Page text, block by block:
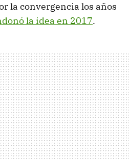
la convergencia los años
la idea en 2017.